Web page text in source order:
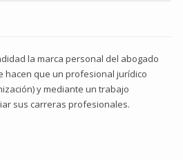
la marca personal del abogado
hacen que un profesional jurídico
y mediante un trabajo
sus carreras profesionales.